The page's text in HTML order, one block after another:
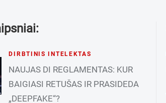
DIRBTINIS INTELEKTAS
NAUJAS DI REGLAMENTAS: KUR
BAIGIASI RETUŠAS IR PRASIDEDA
„DEEPFAKE“?